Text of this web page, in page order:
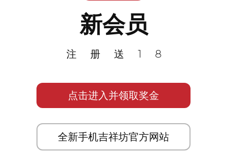
新会员
注册送18
点击进入并领取奖金
全新手机吉祥坊官方网站